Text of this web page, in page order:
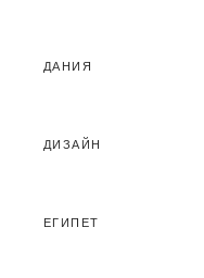
ДАНИЯ
ДИЗАЙН
ЕГИПЕТ